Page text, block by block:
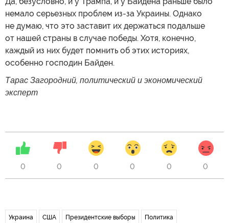
немало серьезных проблем из-за Украины. Однако
не думаю, что это заставит их держаться подальше
от нашей страны в случае победы. Хотя, конечно,
каждый из них будет помнить об этих историях,
особенно господин Байден.
Тарас Загородний, политический и экономический
эксперт
0 0 0 0 0 0
Украина США Президентские выборы Политика